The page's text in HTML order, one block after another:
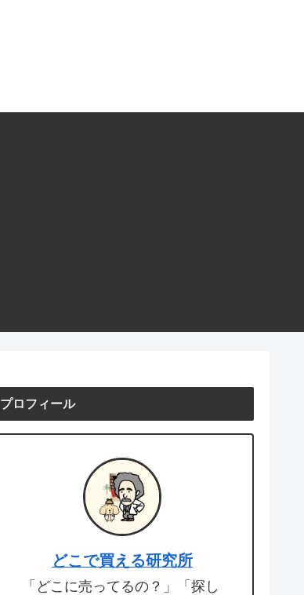
プロフィール
どこで買える研究所
「どこに売ってるの？」「探し